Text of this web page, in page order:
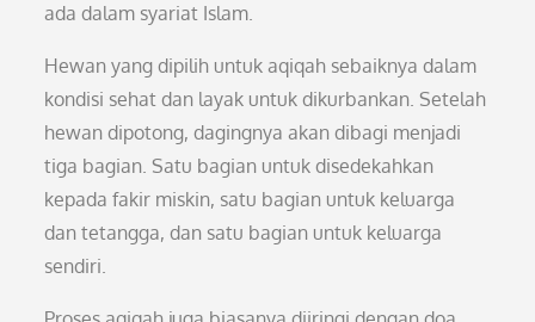
ada dalam syariat Islam.
Hewan yang dipilih untuk aqiqah sebaiknya dalam
kondisi sehat dan layak untuk dikurbankan. Setelah
hewan dipotong, dagingnya akan dibagi menjadi
tiga bagian. Satu bagian untuk disedekahkan
kepada fakir miskin, satu bagian untuk keluarga
dan tetangga, dan satu bagian untuk keluarga
sendiri.